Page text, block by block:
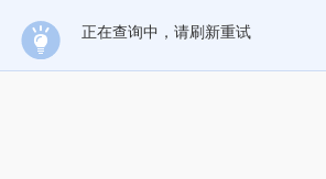
正在查询中，请刷新重试